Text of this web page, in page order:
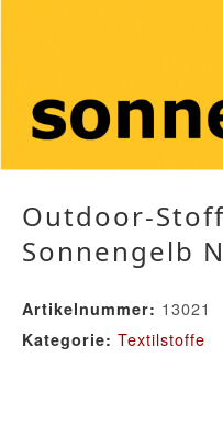
Outdoor-
Sonnengelb
Artikelnummer: 13021
Kategorie: Textilstoffe